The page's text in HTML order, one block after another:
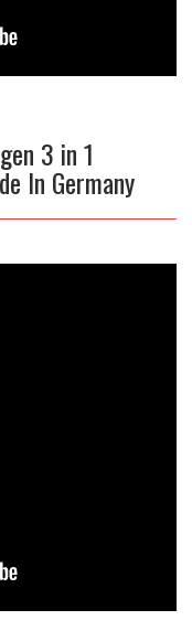
3 in 1
In Germany